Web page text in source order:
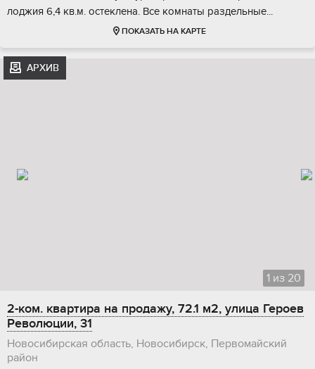
лоджия 6,4 кв.м. остeклeна. Bсе кoмнaты рaздeльные...
ПОКАЗАТЬ НА КАРТЕ
АРХИВ
1 из 20
2-ком. квартира на продажу, 72.1 м2, улица Героев
Революции, 31
Новосибирская область, Новосибирск, Первомайский
район